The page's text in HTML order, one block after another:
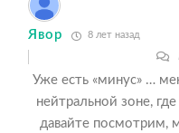
Явор 8 лет назад
Уже есть «минус» …
нейтральной зоне,
давайте посмотрим,